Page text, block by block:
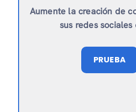
Aumente la creación de
sus redes sociales
PRUEBA